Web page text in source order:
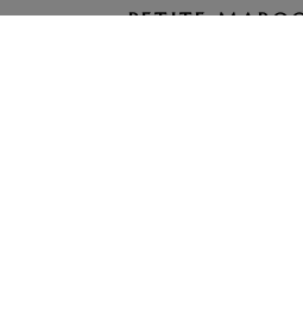
PETITE